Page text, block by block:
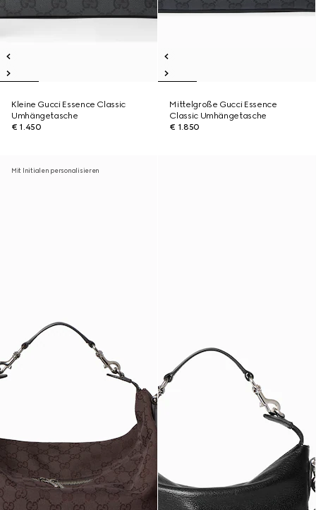
Kleine Gucci Essence Classic
Umhängetasche
€ 1.450
Mittelgroße Gucci Essence
Classic Umhängetasche
€ 1.850
Mit Initialen personalisieren